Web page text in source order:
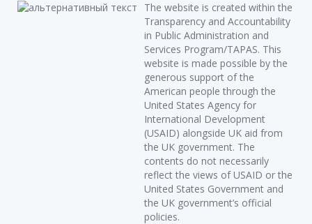
The website is created within the
Transparency and Accountability
in Public Administration and
Services Program/TAPAS. This
website is made possible by the
generous support of the
American people through the
United States Agency for
International Development
(USAID) alongside UK aid from
the UK government. The
contents do not necessarily
reflect the views of USAID or the
United States Government and
the UK government’s official
policies.